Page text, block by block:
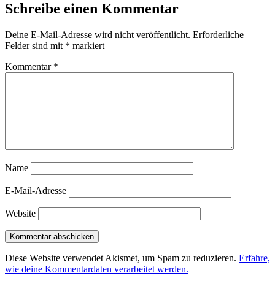
Schreibe einen Kommentar
Deine E-Mail-Adresse wird nicht veröffentlicht. Erforderliche
Felder sind mit * markiert
Kommentar *
Name
E-Mail-Adresse
Website
Diese Website verwendet Akismet, um Spam zu reduzieren. Erfahre,
wie deine Kommentardaten verarbeitet werden.